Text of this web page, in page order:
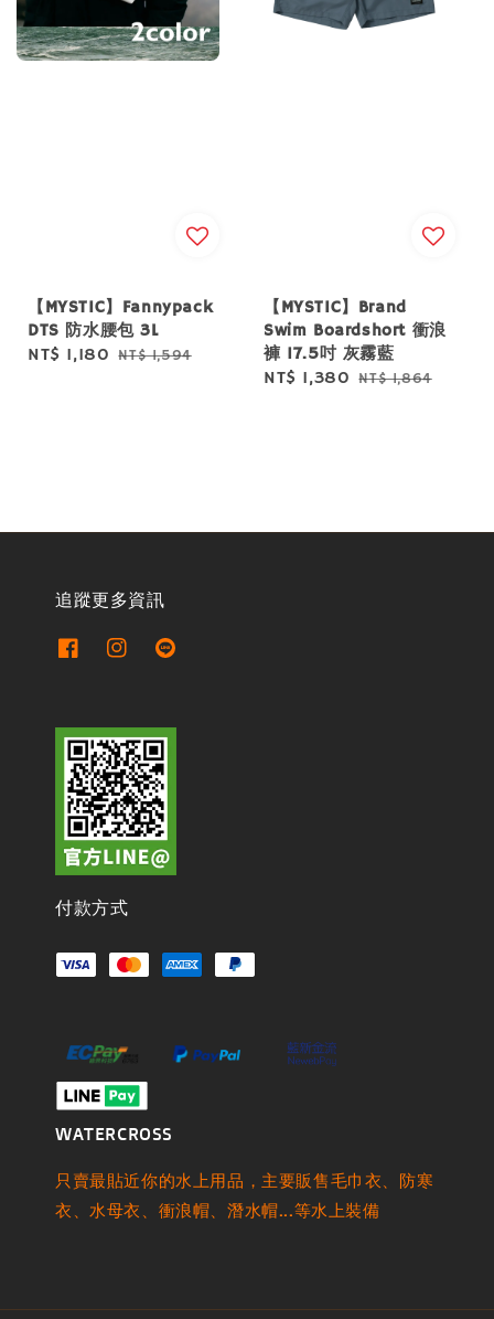
【MYSTIC】Fannypack
DTS 防水腰包 3L
Sale
NT$ 1,180 Regular
NT$ 1,594
【MYSTIC】Brand
Swim Boardshort 衝浪
褲 17.5吋 灰霧藍
Sale
NT$ 1,380 Regular
NT$ 1,864
追蹤更多資訊
付款方式
WATERCROSS
只賣最貼近你的水上用品，主要販售毛巾衣、防寒
衣、水母衣、衝浪帽、潛水帽...等水上裝備